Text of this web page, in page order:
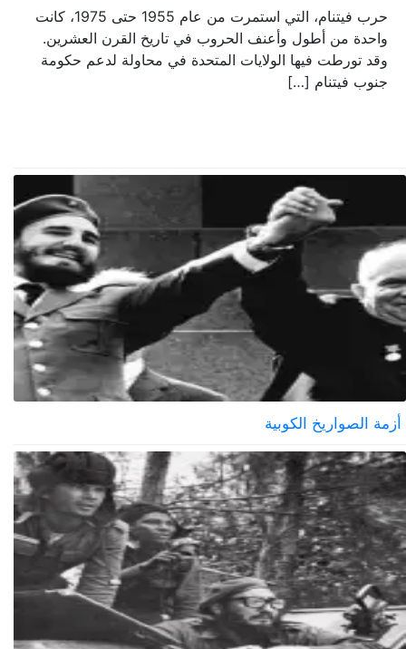
حرب فيتنام، التي استمرت من عام 1955 حتى 1975، كانت
واحدة من أطول وأعنف الحروب في تاريخ القرن العشرين.
وقد تورطت فيها الولايات المتحدة في محاولة لدعم حكومة
جنوب فيتنام […]
أزمة الصواريخ الكوبية